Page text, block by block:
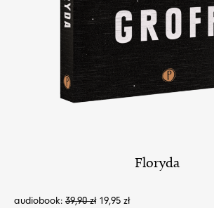
Floryda
audiobook: 39,90zł 19,95 zł